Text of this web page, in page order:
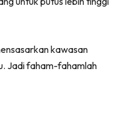
kawasan
Jadi faham-fahamlah